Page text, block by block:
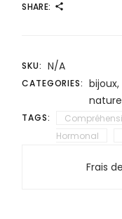
SHARE:
SKU: N/A
CATEGORIES: bijoux,
TAGS:
Hormonal
Frais